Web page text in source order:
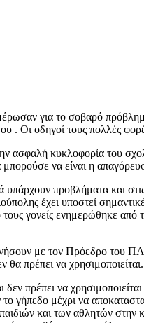
για το σοβαρό
Οι οδηγοί τους πολλές
ασφαλή κυκλοφορία του
μπορούσε να είναι η
προβλήματα και
έχει υποστεί
τους γονείς
με τον Πρόεδρο του
πρέπει να χρησιμοποιείται.
δεν πρέπει να
γήπεδο μέχρι να
και των αθλητών